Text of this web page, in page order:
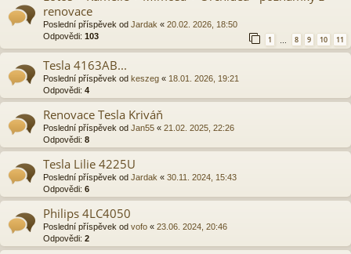
renovace
Poslední příspěvek od Jardak « 20.02. 2026, 18:50
Odpovědi: 103 1 … 8 9 10 11
Tesla 4163AB...
Poslední příspěvek od keszeg « 18.01. 2026, 19:21
Odpovědi: 4
Renovace Tesla Kriváň
Poslední příspěvek od Jan55 « 21.02. 2025, 22:26
Odpovědi: 8
Tesla Lilie 4225U
Poslední příspěvek od Jardak « 30.11. 2024, 15:43
Odpovědi: 6
Philips 4LC4050
Poslední příspěvek od vofo « 23.06. 2024, 20:46
Odpovědi: 2